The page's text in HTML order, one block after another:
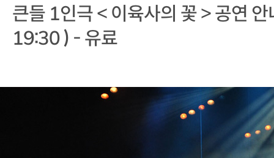
큰들 1인극 < 이육사의 꽃 > 공연
19:30 ) - 유료